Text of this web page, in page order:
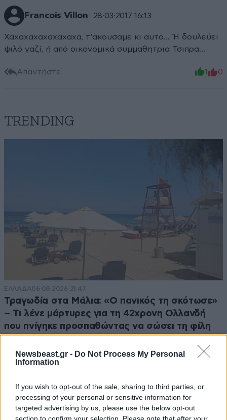
Newsbeast.gr - Do Not Process My Personal
Information
If you wish to opt-out of the sale, sharing to third parties, or
processing of your personal or sensitive information for
targeted advertising by us, please use the below opt-out
section to confirm your selection. Please note that after your
Francois Villon 28·03·2017 16:13
Χαχαχαχαχαχαχαχα, τ'ακουσαμε κι αυτο... Ή δουλεύει
ψιλό γαζί, ή από οικονομικά συμμαθητρια Τσιπρα...
Απαντήστε 1 0
TRENDING
ΕΛΛΑΔΑ06·08·2026 21:47
Τραγωδία στα Μάλια: «Ο πανικός τη σκότωσε»
– Τι λένε μάρτυρες για τη 42χρονη Ολλανδή
που πνίγηκε προσπαθώντας να σώσει τη φίλη
της